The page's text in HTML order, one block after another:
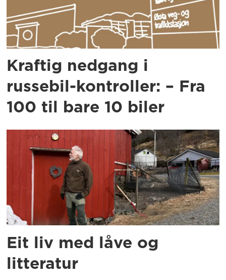
Kraftig nedgang i
russebil-kontroller: – Fra
100 til bare 10 biler
Eit liv med låve og
litteratur